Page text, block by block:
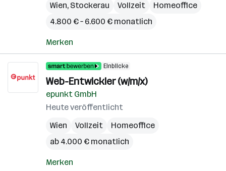
Wien, Stockerau Vollzeit
Homeoffice
4.800 € – 6.600 € monatlich
Merken
Einblicke
Web-Entwickler (w/m/x)
epunkt GmbH
Heute veröffentlicht
Wien
Vollzeit
Homeoffice
ab 4.000 € monatlich
Merken